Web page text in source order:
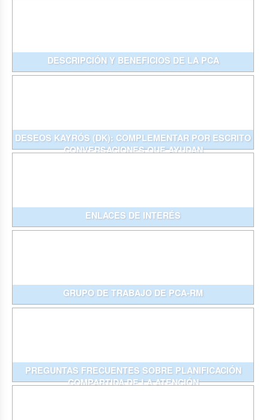
DESCRIPCIÓN Y BENEFICIOS DE LA PCA
DESEOS KAYRÓS (DK): COMPLEMENTAR POR ESCRITO
CONVERSACIONES QUE AYUDAN
ENLACES DE INTERÉS
GRUPO DE TRABAJO DE PCA-RM
PREGUNTAS FRECUENTES SOBRE PLANIFICACIÓN
COMPARTIDA DE LA ATENCIÓN